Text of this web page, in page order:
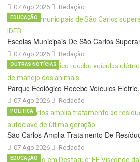
07 Ago 2026 Redação
Escolas Municipais De São Carlos
07 Ago 2026
EDUCAÇÃO
Redação
Parque Ecológico Recebe Veículos
07 Ago 2026
OUTRAS NOTÍCIAS
Redação
São Carlos Amplia Tratamento De
07 Ago 2026
POLÍTICA
Redação
EDUCAÇÃO